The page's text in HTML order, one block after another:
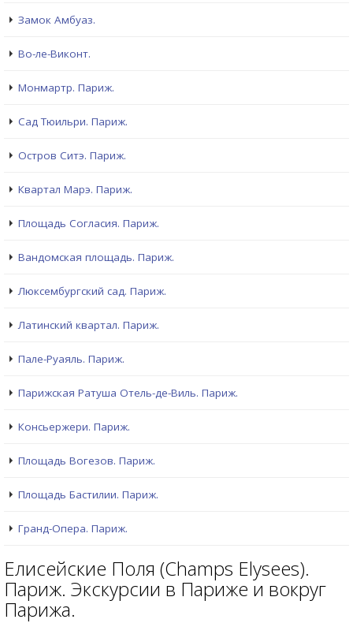
Замок Амбуаз.
Во-ле-Виконт.
Монмартр. Париж.
Сад Тюильри. Париж.
Остров Ситэ. Париж.
Квартал Марэ. Париж.
Площадь Согласия. Париж.
Вандомская площадь. Париж.
Люксембургский сад. Париж.
Латинский квартал. Париж.
Пале-Руаяль. Париж.
Парижская Ратуша Отель-де-Виль. Париж.
Консьержери. Париж.
Площадь Вогезов. Париж.
Площадь Бастилии. Париж.
Гранд-Опера. Париж.
Елисейские Поля (Champs Elysees).
Париж. Экскурсии в Париже и вокруг
Парижа.